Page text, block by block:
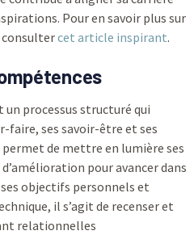
Pour en savoir plus sur
consultercet article inspirant.
un processus structuré qui
faire, ses savoir-être et ses
de mettre en lumière ses
pour avancer dans
objectifs personnels et
il s’agit de recenser et
relationnelles